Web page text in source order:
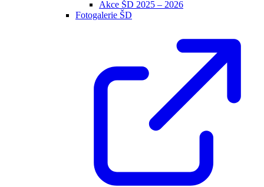
Akce ŠD 2025 – 2026
Fotogalerie ŠD